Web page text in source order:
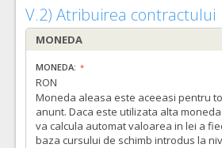
V.2) Atribuirea contractului
MONEDA
MONEDA:
RON
Moneda aleasa este aceeasi pentru
anunt. Daca este utilizata alta
va calcula automat valoarea in lei a
baza cursului de schimb introdus la